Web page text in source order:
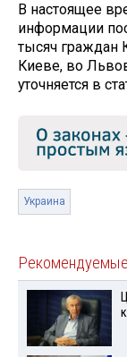
В настоящее
информации
тысяч граждан
Киеве, во
уточняется в
Украина